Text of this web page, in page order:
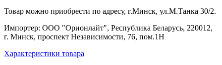
Товар можно приобрести по адресу, г.Минск, ул.М.Танка 30/2.
Импортер: ООО "Орионлайт", Республика Беларусь, 220012,
г. Минск, проспект Независимости, 76, пом.1Н
Характеристики товара